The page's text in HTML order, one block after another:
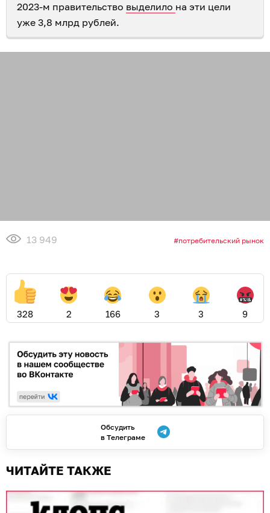
2023-м правительство выделило на эти цели
уже 3,8 млрд рублей.
13 949 потребительский рынок
328 2 166 3 3 9
Обсудить
в Телеграме
ЧИТАЙТЕ ТАКЖЕ